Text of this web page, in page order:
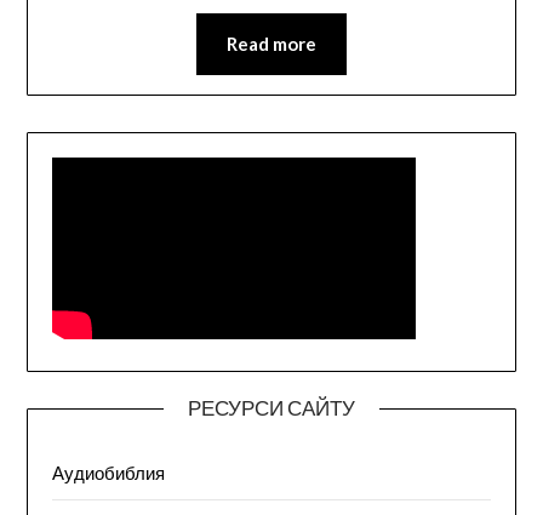
Read more
РЕСУРСИ САЙТУ
Аудиобиблия